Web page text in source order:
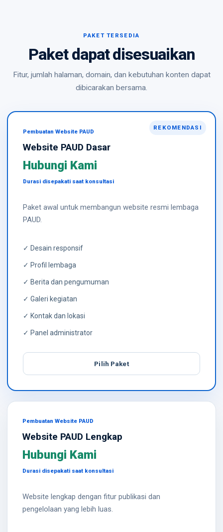
PAKET TERSEDIA
Paket dapat disesuaikan
Fitur, jumlah halaman, domain, dan kebutuhan konten dapat
dibicarakan bersama.
REKOMENDASI
Pembuatan Website PAUD
Website PAUD Dasar
Hubungi Kami
Durasi disepakati saat konsultasi
Paket awal untuk membangun website resmi lembaga
PAUD.
✓ Desain responsif
✓ Profil lembaga
✓ Berita dan pengumuman
✓ Galeri kegiatan
✓ Kontak dan lokasi
✓ Panel administrator
Pilih Paket
Pembuatan Website PAUD
Website PAUD Lengkap
Hubungi Kami
Durasi disepakati saat konsultasi
Website lengkap dengan fitur publikasi dan
pengelolaan yang lebih luas.